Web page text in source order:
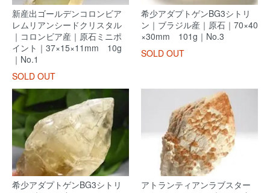
新産出ゴールデンコロンビア
レムリアンシードクリスタル
｜コロンビア産｜原石ミニポ
イント｜37×15×11mm 10g
｜No.1
SOLD OUT
希少アダプトゲンBG3シトリ
ン｜ブラジル産｜原石｜70×40
×30mm 101g｜No.3
SOLD OUT
希少アダプトゲンBG3シトリ
アトランティアンラブスター